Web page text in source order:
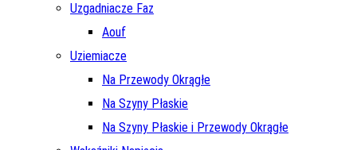
Uzgadniacze Faz
Aouf
Uziemiacze
Na Przewody Okrągłe
Na Szyny Płaskie
Na Szyny Płaskie i Przewody Okrągłe